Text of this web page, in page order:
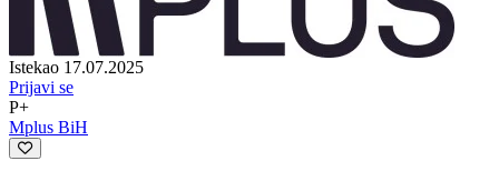
Istekao 17.07.2025
Prijavi se
P+
Mplus BiH